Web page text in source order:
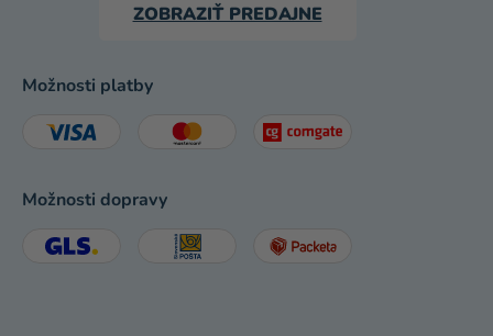
ZOBRAZIŤ PREDAJNE
Možnosti platby
Možnosti dopravy